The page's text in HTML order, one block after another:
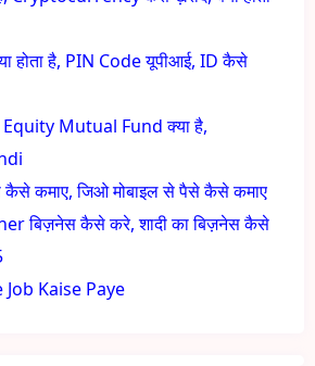
होता है, PIN Code यूपीआई, ID कैसे
Equity Mutual Fund क्या है,
कमाए, जिओ मोबाइल से पैसे कैसे कमाए
बिज़नेस कैसे करे, शादी का बिज़नेस कैसे
Kaise Paye